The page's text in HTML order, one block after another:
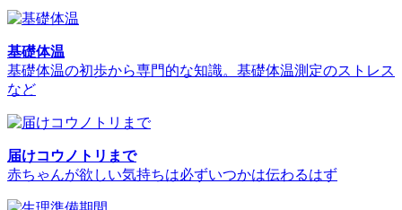
基礎体温
基礎体温の初歩から専門的な知識。基礎体温測定のストレス
など
届けコウノトリまで
赤ちゃんが欲しい気持ちは必ずいつかは伝わるはず